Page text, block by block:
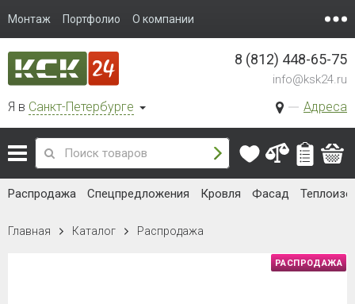
Монтаж Портфолио О компании
Я в Санкт-Петербурге Адреса
8 (812) 448-65-75
info@ksk24.ru
Распродажа Спецпредложения Кровля Фасад
Главная Каталог Распродажа
РАСПРОДАЖА